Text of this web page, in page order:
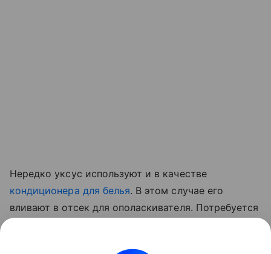
Нередко уксус используют и в качестве
кондиционера для белья. В этом случае его
вливают в отсек для ополаскивателя. Потребуется